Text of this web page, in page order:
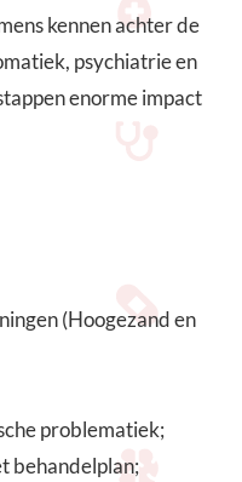
kennen achter de
psychiatrie en
enorme impact
(Hoogezand en
problematiek;
behandelplan;